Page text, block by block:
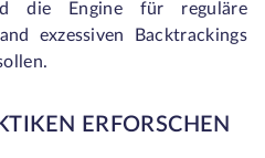
die Engine für reguläre
exzessiven Backtrackings
ERFORSCHEN